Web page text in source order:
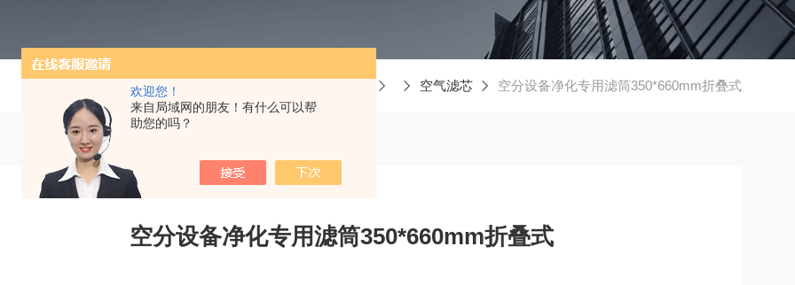
欢迎您！
来自局域网的朋友！有什么可以帮
助您的吗？
空气滤芯 空分设备净化专用滤筒350*660mm折叠式
空分设备净化专用滤筒350*660mm折叠式